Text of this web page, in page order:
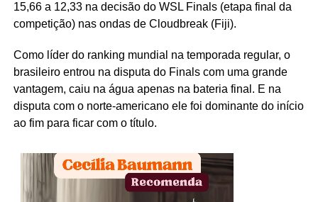
15,66 a 12,33 na decisão do WSL Finals (etapa final da
competição) nas ondas de Cloudbreak (Fiji).
Como líder do ranking mundial na temporada regular, o
brasileiro entrou na disputa do Finals com uma grande
vantagem, caiu na água apenas na bateria final. E na
disputa com o norte-americano ele foi dominante do início
ao fim para ficar com o título.